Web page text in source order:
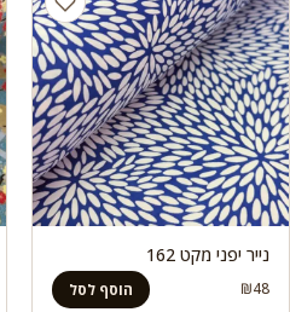
נייר יפני מקט 162
₪48 הוסף לסל